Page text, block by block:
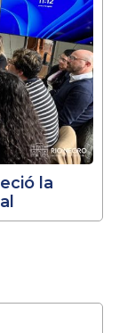
la